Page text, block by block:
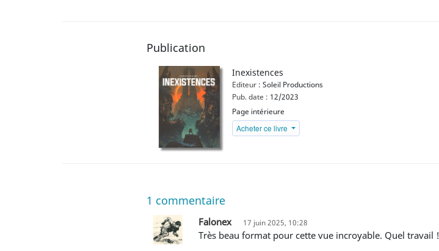
Publication
Inexistences
Editeur : Soleil Productions
Pub. date : 12/2023
Page intérieure
Acheter ce livre
1 commentaire
Falonex 17 juin 2025, 10:28
Très beau format pour cette vue incroyable. Quel travail !